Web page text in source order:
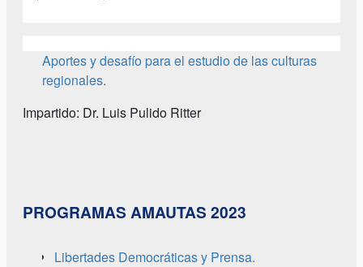
Aportes y desafío para el estudio de las culturas
regionales.
Impartido: Dr. Luis Pulido Ritter
PROGRAMAS AMAUTAS 2023
Libertades Democráticas y Prensa.